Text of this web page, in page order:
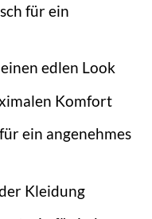
für ein
edlen Look
Komfort
ein angenehmes
Kleidung